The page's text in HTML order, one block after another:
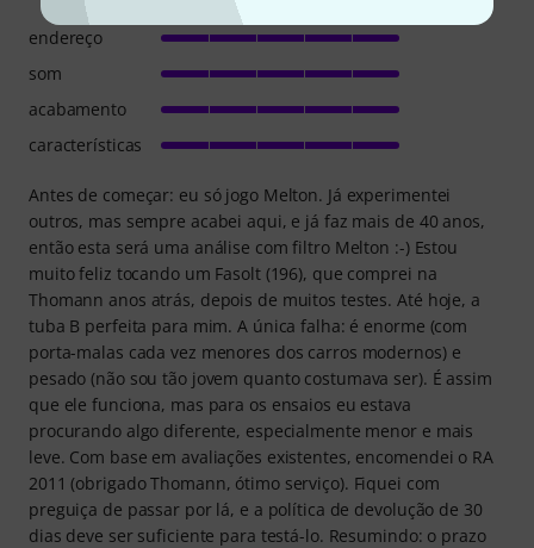
Antes de começar: eu só jogo Melton. Já experimentei
outros, mas sempre acabei aqui, e já faz mais de 40 anos,
então esta será uma análise com filtro Melton :-) Estou
muito feliz tocando um Fasolt (196), que comprei na
Thomann anos atrás, depois de muitos testes. Até hoje, a
tuba B perfeita para mim. A única falha: é enorme (com
porta-malas cada vez menores dos carros modernos) e
pesado (não sou tão jovem quanto costumava ser). É assim
que ele funciona, mas para os ensaios eu estava
procurando algo diferente, especialmente menor e mais
leve. Com base em avaliações existentes, encomendei o RA
2011 (obrigado Thomann, ótimo serviço). Fiquei com
preguiça de passar por lá, e a política de devolução de 30
dias deve ser suficiente para testá-lo. Resumindo: o prazo
endereço
som
acabamento
características